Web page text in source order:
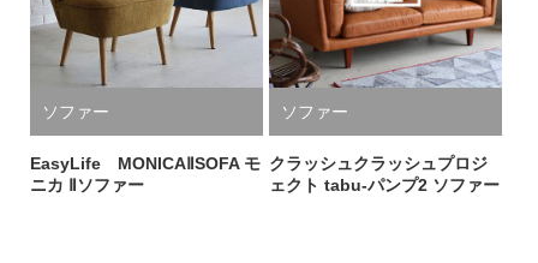
ソファー
EasyLife MONICAⅡSOFA モ
ニカ Ⅱソファー
ソファー
クラッシュクラッシュプロジ
ェクト tabu-パンプ2 ソファー